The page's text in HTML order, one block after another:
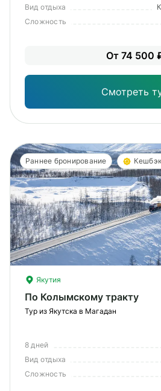
Вид отдыха
Сложность
От 74 500
Смотреть
Раннее бронирование
Якутия
По Колымскому тракту
Тур из Якутска в Магадан
8 дней
Вид отдыха
Сложность